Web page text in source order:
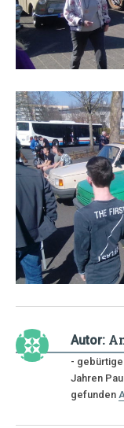
Autor:
-
Jahren
gefunden